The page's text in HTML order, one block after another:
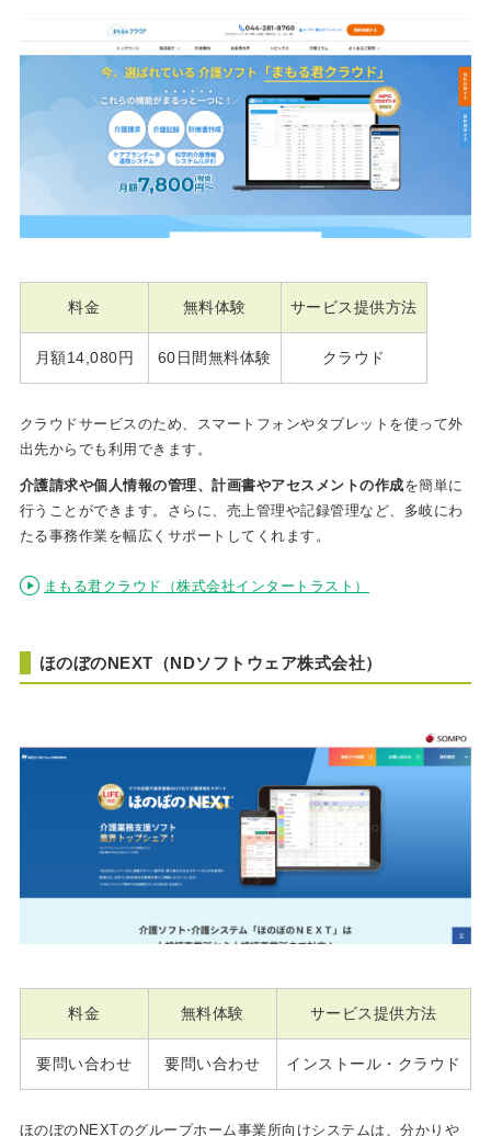
料金 無料体験 サービス提供方法
月額14,080円 60日間無料体験 クラウド
クラウドサービスのため、スマートフォンやタブレットを使って外
出先からでも利用できます。
介護請求や個人情報の管理、計画書やアセスメントの作成を簡単に
行うことができます。さらに、売上管理や記録管理など、多岐にわ
たる事務作業を幅広くサポートしてくれます。
まもる君クラウド（株式会社インタートラスト）
ほのぼのNEXT（NDソフトウェア株式会社）
料金 無料体験 サービス提供方法
要問い合わせ 要問い合わせ インストール・クラウド
ほのぼのNEXTのグループホーム事業所向けシステムは、分かりや